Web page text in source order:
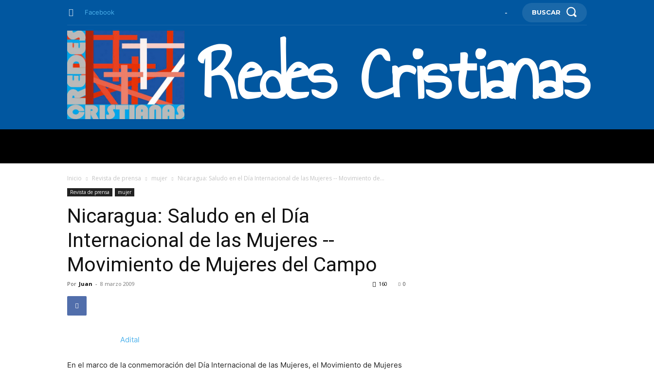
Facebook - BUSCAR
Redes Cristianas
Inicio Revista de prensa mujer Nicaragua: Saludo en el Día Internacional de las Mujeres -- Movimiento de...
Revista de prensa mujer
Nicaragua: Saludo en el Día
Internacional de las Mujeres --
Movimiento de Mujeres del Campo
Por Juan - 8 marzo 2009 0
160
Adital
En el marco de la conmemoración del Día Internacional de las Mujeres, el Movimiento de Mujeres